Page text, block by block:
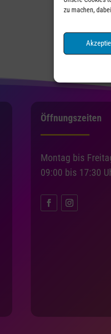
zu machen,
Öffnungszeiten
Montag bis
09:00 bis 17:30